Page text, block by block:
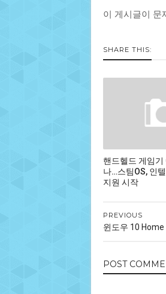
이 게시글이 문
SHARE THIS:
핸드헬드 게임기
나…스팀OS, 인
지원 시작
PREVIOUS
윈도우 10
POST